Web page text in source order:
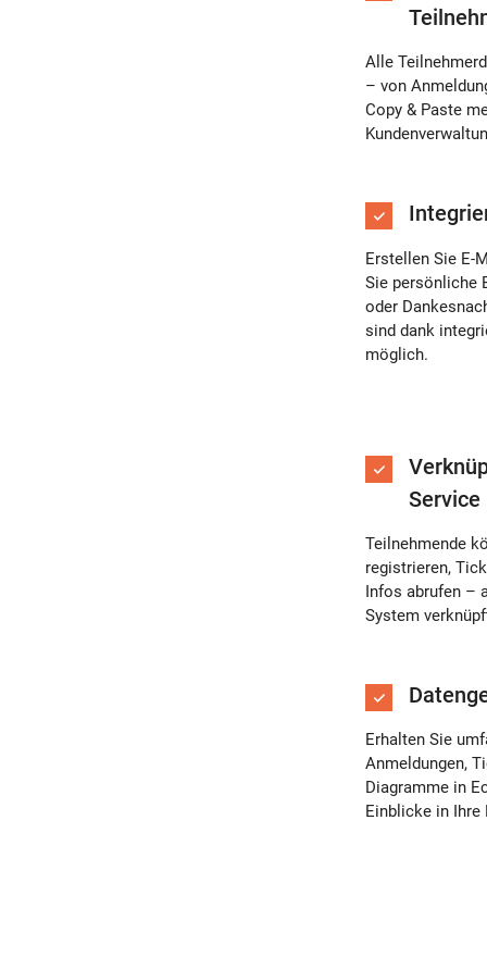
Alle
– von
Copy & Paste
Erstellen Sie E-
Sie persönliche
oder
sind dank
möglich.
Service
Teilnehmende
registrieren,
Infos abrufen –
System
Erhalten Sie
Anmeldungen,
Diagramme in
Einblicke in Ihre